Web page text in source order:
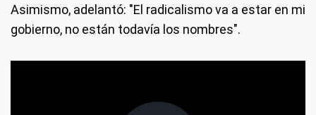
Asimismo, adelantó: "El radicalismo va a estar en mi
gobierno, no están todavía los nombres".